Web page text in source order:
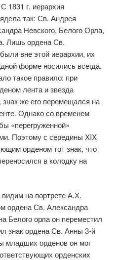
1831 г. иерархия
так: Св. Андрея
Невского, Белого Орла,
Лишь ордена Св.
вне этой иерархии, их
форме носились всегда.
такое правило: при
лента и звезда
же его перемещался на
Однако со временем
«перегруженной»
Поэтому с середины XIX
орденом тот знак, что
в колодку на
на портрете А.Х.
ордена Св. Александра
Белого орла он переместил
знак ордена Св. Анны 3-й
младших орденов он мог
орденских